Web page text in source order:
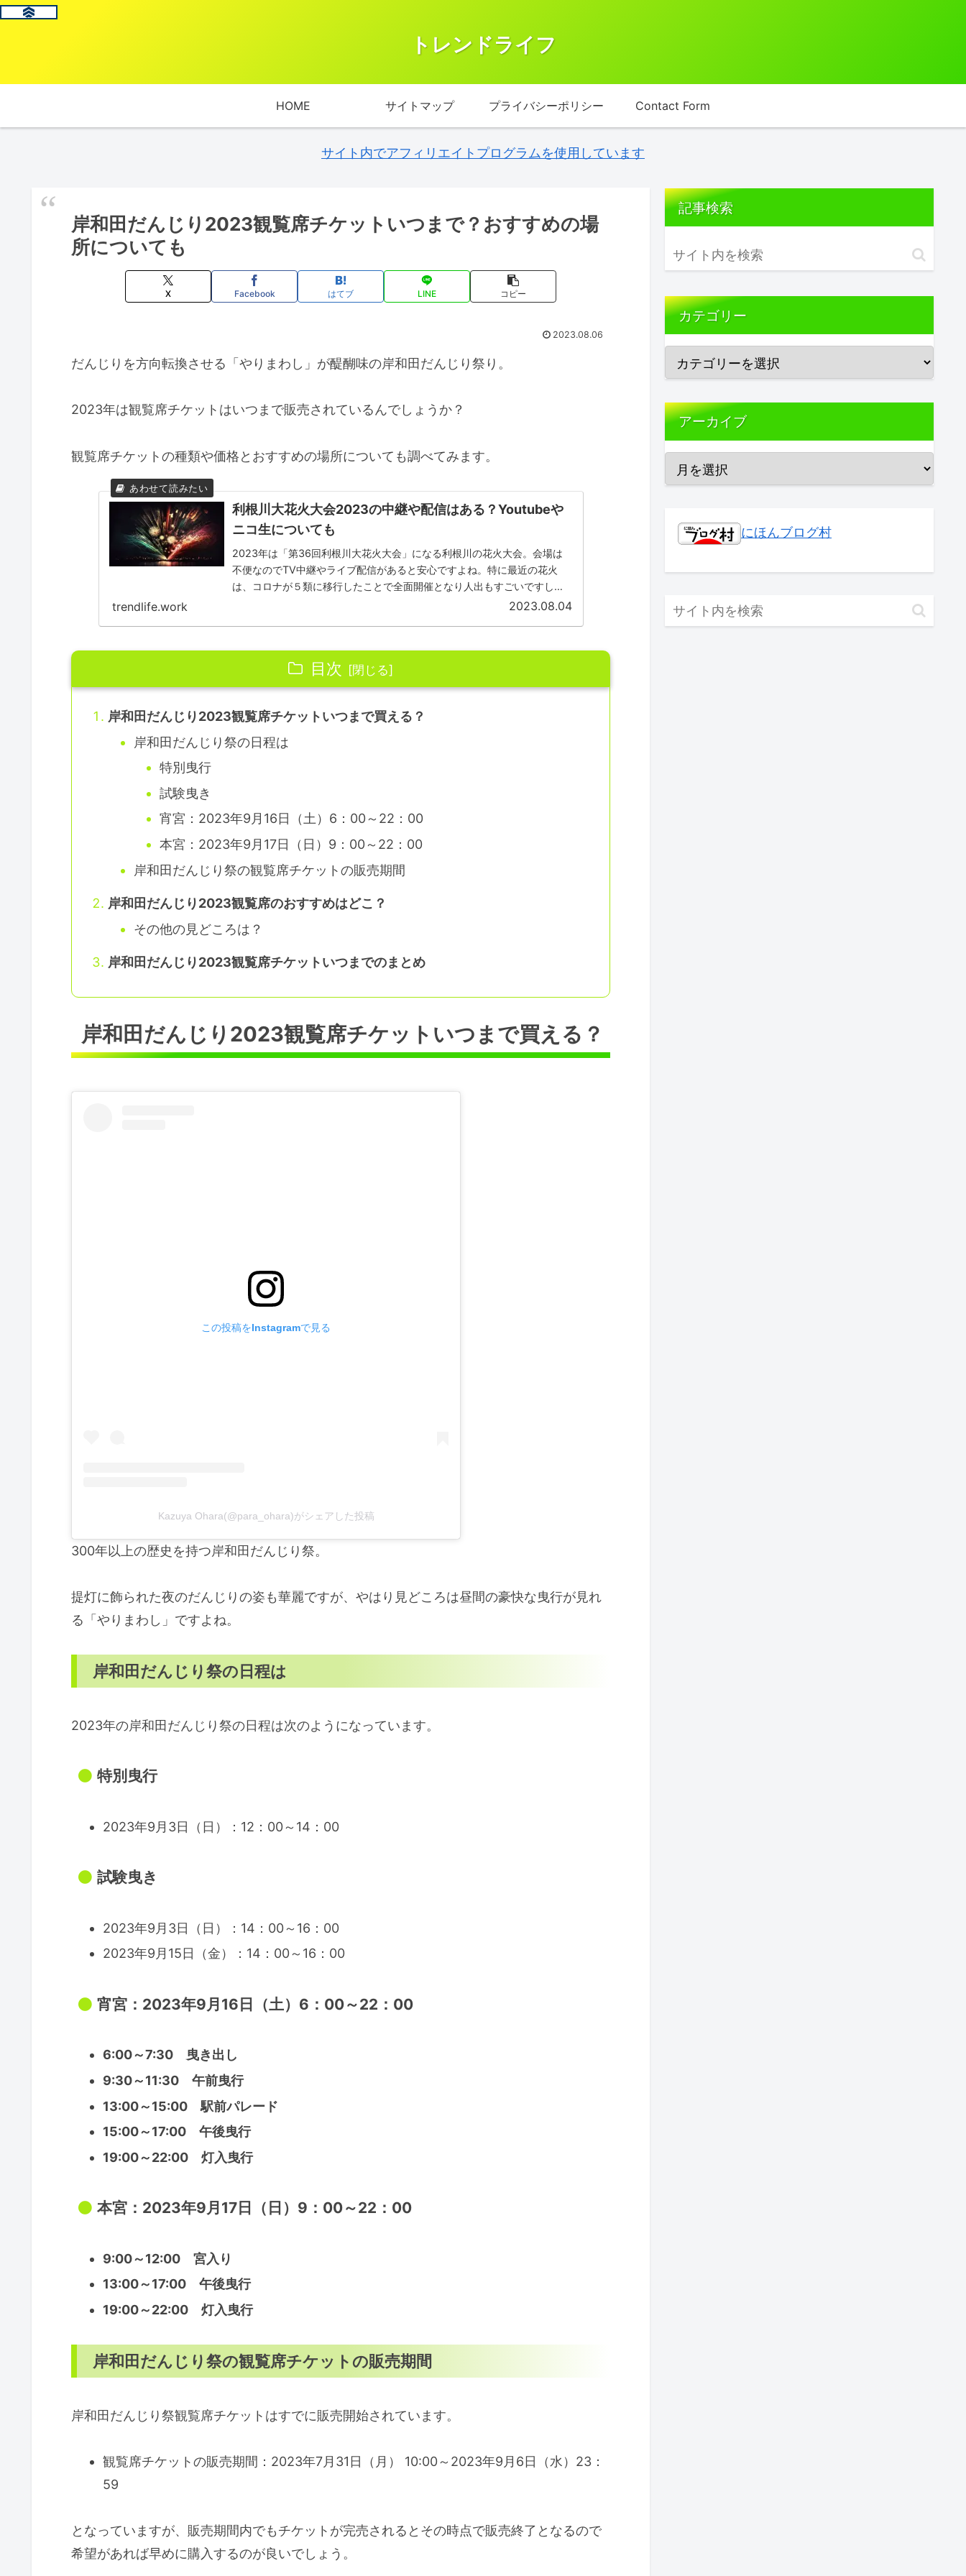
トレンドライフ
HOME サイトマップ プライバシーポリシー Contact Form
サイト内でアフィリエイトプログラムを使用しています
岸和田だんじり2023観覧席チケットいつまで？おすすめの場
所についても
X Facebook はてブ LINE コピー
2023.08.06
だんじりを方向転換させる「やりまわし」が醍醐味の岸和田だんじり祭り。
2023年は観覧席チケットはいつまで販売されているんでしょうか？
観覧席チケットの種類や価格とおすすめの場所についても調べてみます。
利根川大花火大会2023の中継や配信はある？Youtubeや
ニコ生についても
2023年は「第36回利根川大花火大会」になる利根川の花火大会。会場は
不便なのでTV中継やライブ配信があると安心ですよね。特に最近の花火
は、コロナが５類に移行したことで全面開催となり人出もすごいですし
trendlife.work 2023.08.04
目次
岸和田だんじり2023観覧席チケットいつまで買える？
岸和田だんじり祭の日程は
特別曳行
試験曳き
宵宮：2023年9月16日（土）6：00～22：00
本宮：2023年9月17日（日）9：00～22：00
岸和田だんじり祭の観覧席チケットの販売期間
岸和田だんじり2023観覧席のおすすめはどこ？
その他の見どころは？
岸和田だんじり2023観覧席チケットいつまでのまとめ
岸和田だんじり2023観覧席チケットいつまで買える？
この投稿をInstagramで見る
Kazuya Ohara(@para_ohara)がシェアした投稿
300年以上の歴史を持つ岸和田だんじり祭。
提灯に飾られた夜のだんじりの姿も華麗ですが、やはり見どころは昼間の豪快な曳行が見れ
る「やりまわし」ですよね。
岸和田だんじり祭の日程は
2023年の岸和田だんじり祭の日程は次のようになっています。
特別曳行
2023年9月3日（日）：12：00～14：00
試験曳き
2023年9月3日（日）：14：00～16：00
2023年9月15日（金）：14：00～16：00
宵宮：2023年9月16日（土）6：00～22：00
6:00～7:30 曳き出し
9:30～11:30 午前曳行
13:00～15:00 駅前パレード
15:00～17:00 午後曳行
19:00～22:00 灯入曳行
本宮：2023年9月17日（日）9：00～22：00
9:00～12:00 宮入り
13:00～17:00 午後曳行
19:00～22:00 灯入曳行
岸和田だんじり祭の観覧席チケットの販売期間
岸和田だんじり祭観覧席チケットはすでに販売開始されています。
観覧席チケットの販売期間：2023年7月31日（月） 10:00～2023年9月6日（水）23：
59
となっていますが、販売期間内でもチケットが完売されるとその時点で販売終了となるので
希望があれば早めに購入するのが良いでしょう。
記事検索
カテゴリー
アーカイブ
にほんブログ村